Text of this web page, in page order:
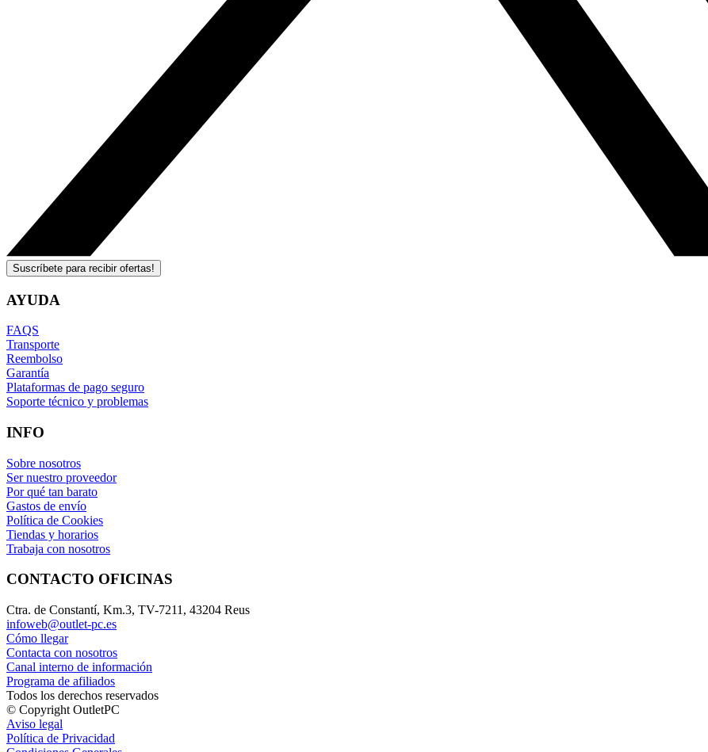
Suscríbete para recibir ofertas!
AYUDA
FAQS
Transporte
Reembolso
Garantía
Plataformas de pago seguro
Soporte técnico y problemas
INFO
Sobre nosotros
Ser nuestro proveedor
Por qué tan barato
Gastos de envío
Política de Cookies
Tiendas y horarios
Trabaja con nosotros
CONTACTO OFICINAS
Ctra. de Constantí, Km.3, TV-7211, 43204 Reus
infoweb@outlet-pc.es
Cómo llegar
Contacta con nosotros
Canal interno de información
Programa de afiliados
Todos los derechos reservados
© Copyright OutletPC
Aviso legal
Política de Privacidad